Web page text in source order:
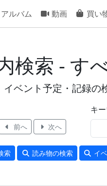
アルバム 動画 買い
検索 - す
ベント予定・記録の
前へ 次へ
キ
索 読み物の検索 イ